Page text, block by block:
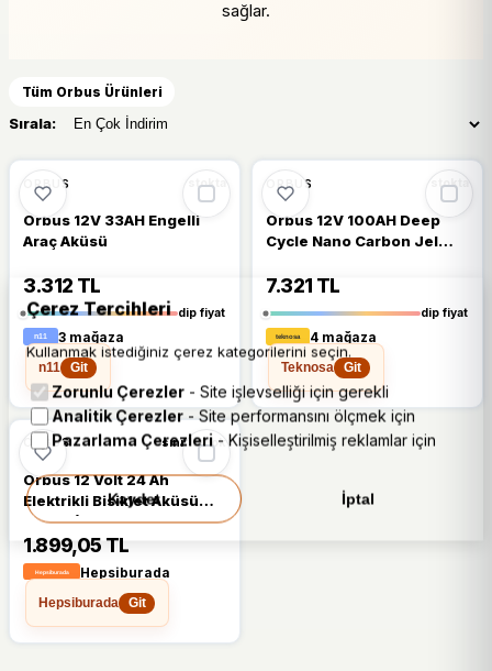
sağlar.
Tüm Orbus Ürünleri
Sırala:
%27 %27 DÜŞTÜ
ORBUS stokta
Orbus 12V 33AH Engelli
Araç Aküsü
3.312 TL
dip fiyat
3 mağaza
n11
Git
%25 %25 DÜŞTÜ
ORBUS stokta
Orbus 12V 100AH Deep
Cycle Nano Carbon Jel
7.321 TL
dip fiyat
4 mağaza
Teknosa
Git
ORBUS sınırlı stok
Orbus 12 Volt 24 Ah
Elektrikli Bisiklet Aküsü
Orbus (12V20AH-12V22AH
Uyumlu
1.899,05 TL
Hepsiburada
Hepsiburada
Git
Çerez Tercihleri
Kullanmak istediğiniz çerez kategorilerini seçin.
Zorunlu Çerezler - Site işlevselliği için gerekli
Analitik Çerezler- Site performansını ölçmek için
Pazarlama Çerezleri - Kişiselleştirilmiş reklamlar için
Kaydet İptal